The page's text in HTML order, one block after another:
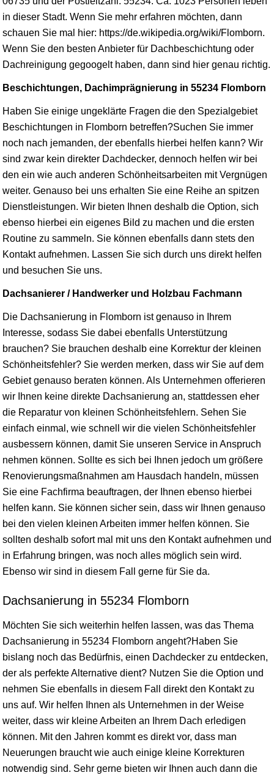
in dieser Stadt. Wenn Sie mehr erfahren möchten, dann
schauen Sie mal hier: https://de.wikipedia.org/wiki/Flomborn.
Wenn Sie den besten Anbieter für Dachbeschichtung oder
Dachreinigung gegoogelt haben, dann sind hier genau richtig.
Beschichtungen, Dachimprägnierung in 55234 Flomborn
Haben Sie einige ungeklärte Fragen die den Spezialgebiet
Beschichtungen in Flomborn betreffen?Suchen Sie immer
noch nach jemanden, der ebenfalls hierbei helfen kann? Wir
sind zwar kein direkter Dachdecker, dennoch helfen wir bei
den ein wie auch anderen Schönheitsarbeiten mit Vergnügen
weiter. Genauso bei uns erhalten Sie eine Reihe an spitzen
Dienstleistungen. Wir bieten Ihnen deshalb die Option, sich
ebenso hierbei ein eigenes Bild zu machen und die ersten
Routine zu sammeln. Sie können ebenfalls dann stets den
Kontakt aufnehmen. Lassen Sie sich durch uns direkt helfen
und besuchen Sie uns.
Dachsanierer / Handwerker und Holzbau Fachmann
Die Dachsanierung in Flomborn ist genauso in Ihrem
Interesse, sodass Sie dabei ebenfalls Unterstützung
brauchen? Sie brauchen deshalb eine Korrektur der kleinen
Schönheitsfehler? Sie werden merken, dass wir Sie auf dem
Gebiet genauso beraten können. Als Unternehmen offerieren
wir Ihnen keine direkte Dachsanierung an, stattdessen eher
die Reparatur von kleinen Schönheitsfehlern. Sehen Sie
einfach einmal, wie schnell wir die vielen Schönheitsfehler
ausbessern können, damit Sie unseren Service in Anspruch
nehmen können. Sollte es sich bei Ihnen jedoch um größere
Renovierungsmaßnahmen am Hausdach handeln, müssen
Sie eine Fachfirma beauftragen, der Ihnen ebenso hierbei
helfen kann. Sie können sicher sein, dass wir Ihnen genauso
bei den vielen kleinen Arbeiten immer helfen können. Sie
sollten deshalb sofort mal mit uns den Kontakt aufnehmen und
in Erfahrung bringen, was noch alles möglich sein wird.
Ebenso wir sind in diesem Fall gerne für Sie da.
Dachsanierung in 55234 Flomborn
Möchten Sie sich weiterhin helfen lassen, was das Thema
Dachsanierung in 55234 Flomborn angeht?Haben Sie
bislang noch das Bedürfnis, einen Dachdecker zu entdecken,
der als perfekte Alternative dient? Nutzen Sie die Option und
nehmen Sie ebenfalls in diesem Fall direkt den Kontakt zu
uns auf. Wir helfen Ihnen als Unternehmen in der Weise
weiter, dass wir kleine Arbeiten an Ihrem Dach erledigen
können. Mit den Jahren kommt es direkt vor, dass man
Neuerungen braucht wie auch einige kleine Korrekturen
notwendig sind. Sehr gerne bieten wir Ihnen auch dann die